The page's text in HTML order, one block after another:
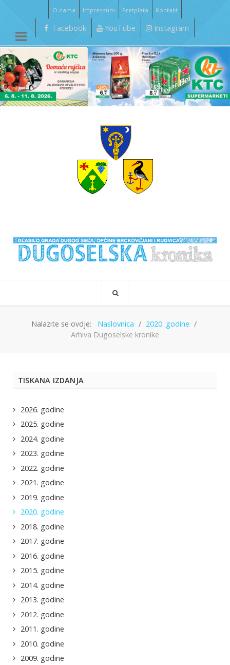
O nama Impressum Pretplata Kontakt
Facebook YouTube Instagram
Nalazite se ovdje: Naslovnica
2020. godine
Arhiva Dugoselske kronike
TISKANA IZDANJA
2026. godine
2025. godine
2024. godine
2023. godine
2022. godine
2021. godine
2019. godine
2020. godine
2018. godine
2017. godine
2016. godine
2015. godine
2014. godine
2013. godine
2012. godine
2011. godine
2010. godine
2009. godine